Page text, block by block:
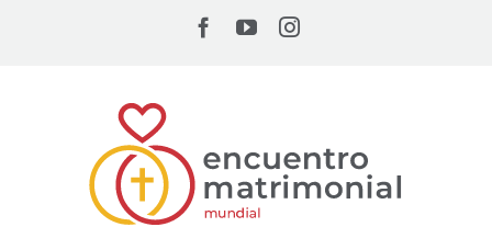
Facebook
YouTubeInstagram